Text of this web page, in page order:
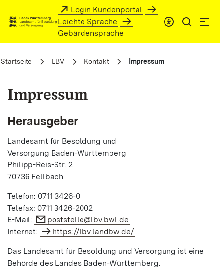
Zum Hauptinhalt springenLogin Kundenportal
Leichte Sprache
Gebärdensprache
Startseite LBV Kontakt Impressum
Impressum
Herausgeber
Landesamt für Besoldung und
Versorgung Baden-Württemberg
Philipp-Reis-Str. 2
70736 Fellbach
Telefon: 0711 3426-0
Telefax: 0711 3426-2002
E-Mail:
poststelle@lbv.bwl.de
Internet:
https://lbv.landbw.de/
Das Landesamt für Besoldung und Versorgung ist eine
Behörde des Landes Baden-Württemberg.